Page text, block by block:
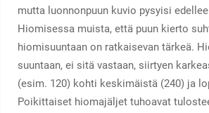
mutta luonnonpuun kuvio pysyisi
Hiomisessa muista, että puun kierto
hiomisuuntaan on ratkaisevan tärkeä.
suuntaan, ei sitä vastaan, siirtyen
(esim. 120) kohti keskimäistä (240) ja
Poikittaiset hiomajäljet tuhoavat